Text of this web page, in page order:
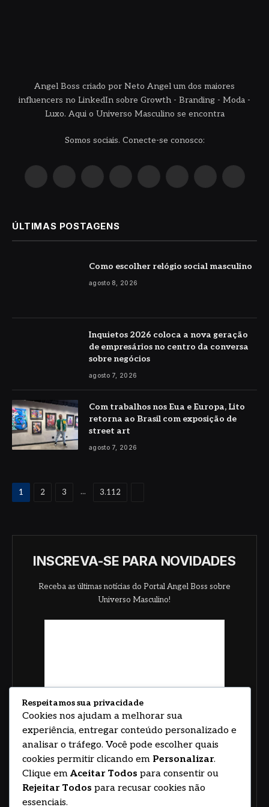
Angel Boss criado por Neto Angel um dos maiores
influencers no LinkedIn sobre Growth - Branding - Moda -
Luxo. Aqui o Universo Masculino se encontra
Somos sociais. Conecte-se conosco:
InstagramPinterestYouTube LinkedIn WhatsAppReddit TikTok
ÚLTIMAS POSTAGENS
Como escolher relógio social masculino
agosto 8, 2026
Inquietos 2026 coloca a nova geração
de empresários no centro da conversa
sobre negócios
agosto 7, 2026
Com trabalhos nos Eua e Europa, Lito
retorna ao Brasil com exposição de
street art
agosto 7, 2026
1 2 3 ... 3.112
INSCREVA-SE PARA NOVIDADES
Receba as últimas notícias do Portal Angel Boss sobre
Universo Masculino!
Respeitamos sua privacidade
Cookies nos ajudam a melhorar sua
experiência, entregar conteúdo personalizado e
analisar o tráfego. Você pode escolher quais
cookies permitir clicando em Personalizar.
Clique em Aceitar Todos para consentir ou
Rejeitar Todos para recusar cookies não
essenciais.